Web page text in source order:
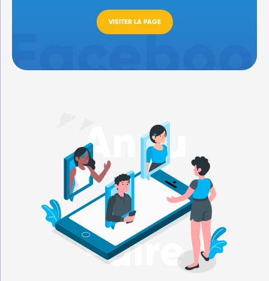
VISITER LA PAGE
Annu
-aire